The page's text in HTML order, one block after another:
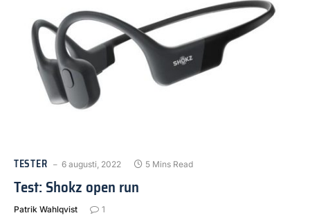
TESTER 6 augusti, 2022 5 Mins Read
Test: Shokz open run
Patrik Wahlqvist 1